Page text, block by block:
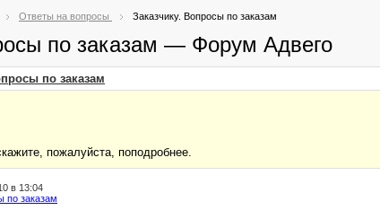
Ответы на вопросы Заказчику. Вопросы по заказам
по заказам — Форум Адвего
по заказам
пожалуйста, поподробнее.
в 13:04
по заказам